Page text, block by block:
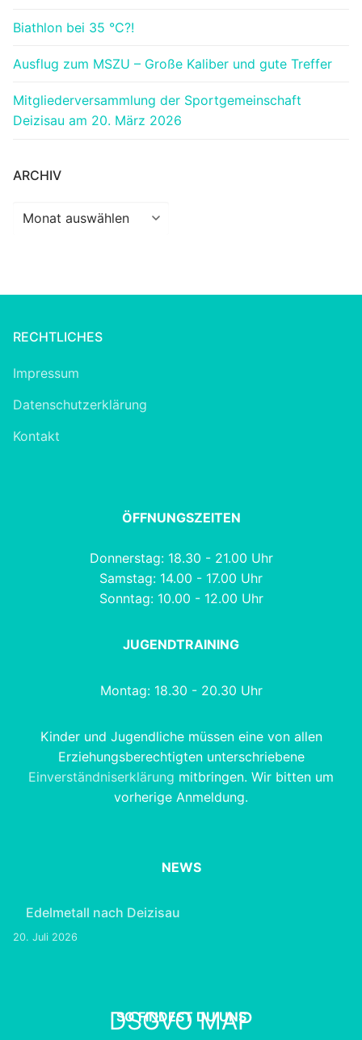
Biathlon bei 35 °C?!
Ausflug zum MSZU – Große Kaliber und gute Treffer
Mitgliederversammlung der Sportgemeinschaft
Deizisau am 20. März 2026
ARCHIV
Archiv
RECHTLICHES
Impressum
Datenschutzerklärung
Kontakt
ÖFFNUNGSZEITEN
Donnerstag: 18.30 - 21.00 Uhr
Samstag: 14.00 - 17.00 Uhr
Sonntag: 10.00 - 12.00 Uhr
JUGENDTRAINING
Montag: 18.30 - 20.30 Uhr
Kinder und Jugendliche müssen eine von allen
Erziehungsberechtigten unterschriebene
Einverständniserklärung mitbringen. Wir bitten um
vorherige Anmeldung.
NEWS
Edelmetall nach Deizisau
20. Juli 2026
SO FINDEST DU UNS
DSGVO MAP